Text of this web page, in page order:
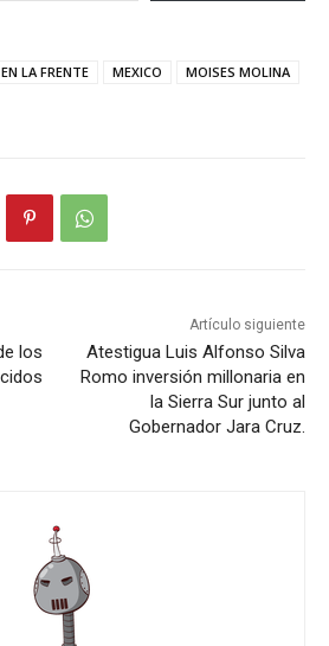
LA FRENTE MEXICO
MOISES MOLINA
los
Artículo siguiente
Atestigua Luis Alfonso Silva
Romo inversión millonaria en
la Sierra Sur junto al
Gobernador Jara Cruz.